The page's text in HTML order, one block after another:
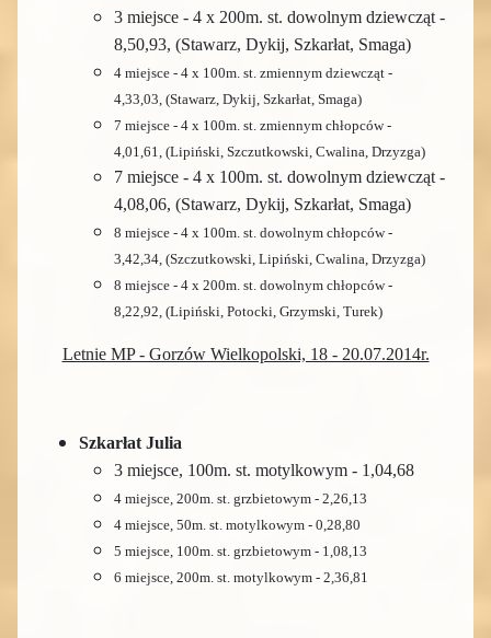
3 miejsce - 4 x 200m. st. dowolnym dziewcząt -
8,50,93, (Stawarz, Dykij, Szkarłat, Smaga)
4 miejsce - 4 x 100m. st. zmiennym dziewcząt -
4,33,03, (Stawarz, Dykij, Szkarłat, Smaga)
7 miejsce - 4 x 100m. st. zmiennym chłopców -
4,01,61, (Lipiński, Szczutkowski, Cwalina, Drzyzga)
7 miejsce - 4 x 100m. st. dowolnym dziewcząt -
4,08,06, (Stawarz, Dykij, Szkarłat, Smaga)
8 miejsce - 4 x 100m. st. dowolnym chłopców -
3,42,34, (Szczutkowski, Lipiński, Cwalina, Drzyzga)
8 miejsce - 4 x 200m. st. dowolnym chłopców -
8,22,92, (Lipiński, Potocki, Grzymski, Turek)
Letnie MP - Gorzów Wielkopolski, 18 - 20.07.2014r.
Szkarłat Julia
3 miejsce, 100m. st. motylkowym - 1,04,68
4 miejsce, 200m. st. grzbietowym - 2,26,13
4 miejsce, 50m. st. motylkowym - 0,28,80
5 miejsce, 100m. st. grzbietowym - 1,08,13
6 miejsce, 200m. st. motylkowym - 2,36,81